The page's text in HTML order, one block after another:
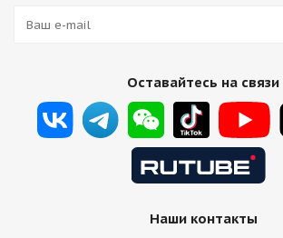
Оставайтесь на связи
Наши контакты